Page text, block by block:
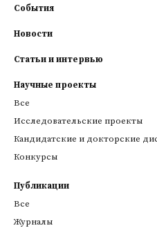
События
Новости
Статьи и интервью
Научные проекты
Все
Исследовательские проекты
Кандидатские и докторские
Конкурсы
Публикации
Все
Журналы